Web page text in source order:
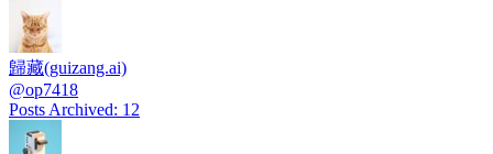
歸藏(guizang.ai)
@op7418
Posts Archived: 12